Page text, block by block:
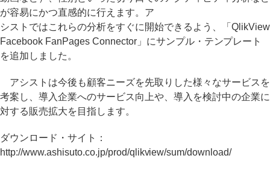
が容易にかつ直感的に行えます。ア
シストではこれらの分析をすぐに開始できるよう、「QlikView
Facebook FanPages Connector」にサンプル・テンプレート
を追加しました。
アシストは今後も顧客ニーズを先取りした様々なサービスを
考案し、導入企業へのサービス向上や、導入を検討中の企業に
対する販売拡大を目指します。
ダウンロード・サイト：
http://www.ashisuto.co.jp/prod/qlikview/sum/download/